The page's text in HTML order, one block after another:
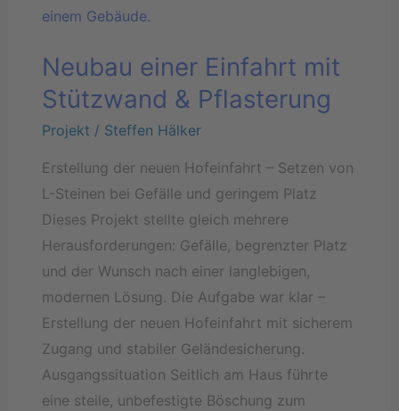
Neubau einer Einfahrt mit
Stützwand & Pflasterung
Projekt / Steffen Hälker
Erstellung der neuen Hofeinfahrt – Setzen von
L-Steinen bei Gefälle und geringem Platz
Dieses Projekt stellte gleich mehrere
Herausforderungen: Gefälle, begrenzter Platz
und der Wunsch nach einer langlebigen,
modernen Lösung. Die Aufgabe war klar –
Erstellung der neuen Hofeinfahrt mit sicherem
Zugang und stabiler Geländesicherung.
Ausgangssituation Seitlich am Haus führte
eine steile, unbefestigte Böschung zum
Einfahrt
Stützwand
&